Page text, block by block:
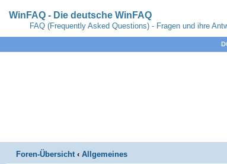
WinFAQ - Die deutsche WinFAQ
FAQ (Frequently Asked Questions) - Fragen und ihre
Foren-Übersicht ‹ Allgemeines